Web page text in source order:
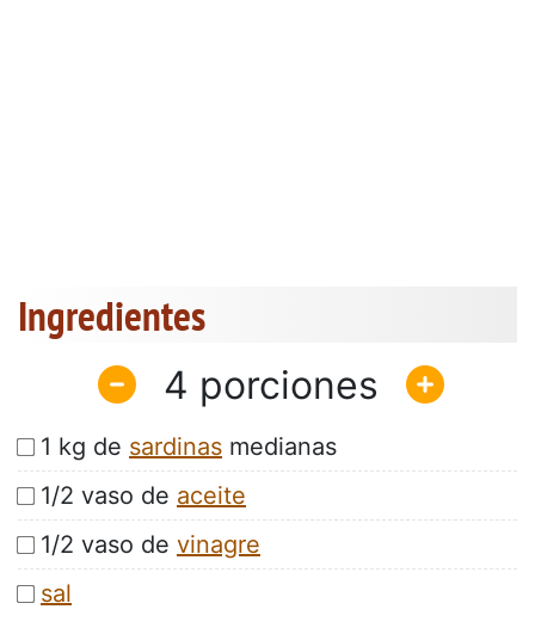
Ingredientes
4
1 kg de sardinas medianas
1/2 vaso de aceite
1/2 vaso de vinagre
sal